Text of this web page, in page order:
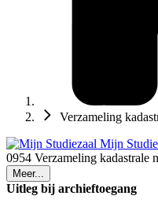
Verzameling
Mijn
0954 Verzameling kadastrale
Meer...
Uitleg bij archieftoegang